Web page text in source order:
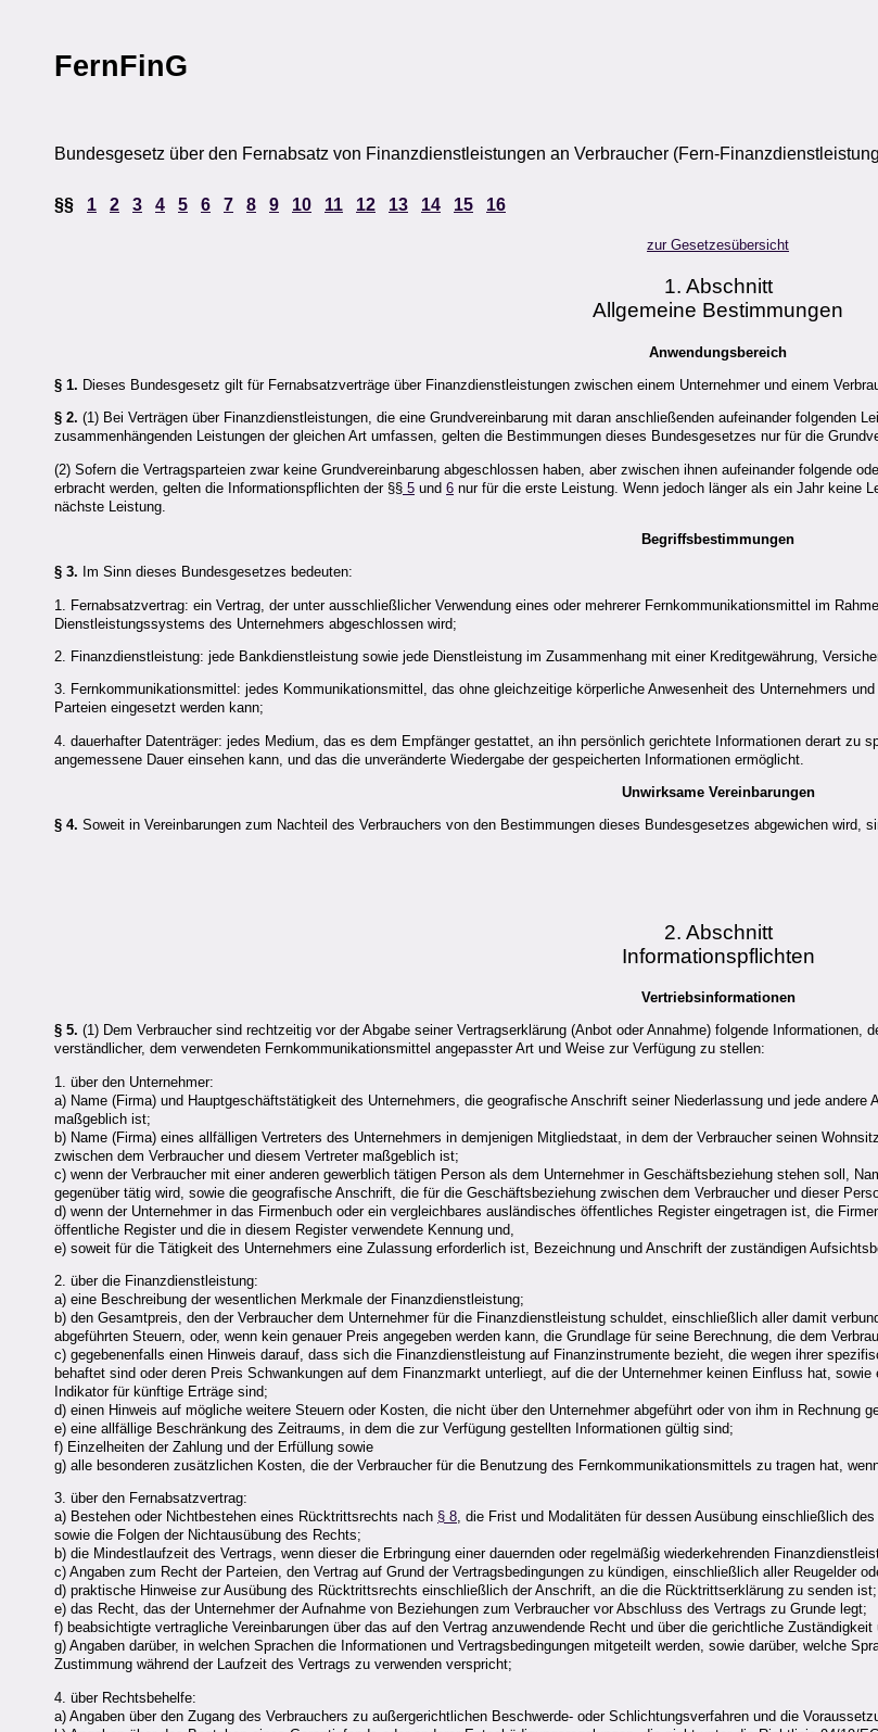
FernFinG
Bundesgesetz über den Fernabsatz von Finanzdienstleistungen an Verbraucher (Fern-
§§ 1 2 3 4 5 6 7 8 9 10 11 12 13 14 15 16
zur Gesetzesübersicht
1. Abschnitt
Allgemeine Bestimmungen
Anwendungsbereich
§ 1. Dieses Bundesgesetz gilt für Fernabsatzverträge über Finanzdienstleistungen zwischen einem Unternehmer und einem
§ 2. (1) Bei Verträgen über Finanzdienstleistungen, die eine Grundvereinbarung mit daran anschließenden aufeinander folgenden
zusammenhängenden Leistungen der gleichen Art umfassen, gelten die Bestimmungen dieses Bundesgesetzes nur für die
(2) Sofern die Vertragsparteien zwar keine Grundvereinbarung abgeschlossen haben, aber zwischen ihnen aufeinander folgende
erbracht werden, gelten die Informationspflichten der §§ 5 und 6 nur für die erste Leistung. Wenn jedoch länger als ein Jahr keine
nächste Leistung.
Begriffsbestimmungen
§ 3. Im Sinn dieses Bundesgesetzes bedeuten:
1. Fernabsatzvertrag: ein Vertrag, der unter ausschließlicher Verwendung eines oder mehrerer Fernkommunikationsmittel im
Dienstleistungssystems des Unternehmers abgeschlossen wird;
2. Finanzdienstleistung: jede Bankdienstleistung sowie jede Dienstleistung im Zusammenhang mit einer Kreditgewährung,
3. Fernkommunikationsmittel: jedes Kommunikationsmittel, das ohne gleichzeitige körperliche Anwesenheit des Unternehmers
Parteien eingesetzt werden kann;
4. dauerhafter Datenträger: jedes Medium, das es dem Empfänger gestattet, an ihn persönlich gerichtete Informationen derart zu
angemessene Dauer einsehen kann, und das die unveränderte Wiedergabe der gespeicherten Informationen ermöglicht.
Unwirksame Vereinbarungen
§ 4. Soweit in Vereinbarungen zum Nachteil des Verbrauchers von den Bestimmungen dieses Bundesgesetzes abgewichen wird,
2. Abschnitt
Informationspflichten
Vertriebsinformationen
§ 5. (1) Dem Verbraucher sind rechtzeitig vor der Abgabe seiner Vertragserklärung (Anbot oder Annahme) folgende
verständlicher, dem verwendeten Fernkommunikationsmittel angepasster Art und Weise zur Verfügung zu stellen:
1. über den Unternehmer:
a) Name (Firma) und Hauptgeschäftstätigkeit des Unternehmers, die geografische Anschrift seiner Niederlassung und jede
maßgeblich ist;
b) Name (Firma) eines allfälligen Vertreters des Unternehmers in demjenigen Mitgliedstaat, in dem der Verbraucher seinen
zwischen dem Verbraucher und diesem Vertreter maßgeblich ist;
c) wenn der Verbraucher mit einer anderen gewerblich tätigen Person als dem Unternehmer in Geschäftsbeziehung stehen soll,
gegenüber tätig wird, sowie die geografische Anschrift, die für die Geschäftsbeziehung zwischen dem Verbraucher und dieser
d) wenn der Unternehmer in das Firmenbuch oder ein vergleichbares ausländisches öffentliches Register eingetragen ist, die
öffentliche Register und die in diesem Register verwendete Kennung und,
e) soweit für die Tätigkeit des Unternehmers eine Zulassung erforderlich ist, Bezeichnung und Anschrift der zuständigen
2. über die Finanzdienstleistung:
a) eine Beschreibung der wesentlichen Merkmale der Finanzdienstleistung;
b) den Gesamtpreis, den der Verbraucher dem Unternehmer für die Finanzdienstleistung schuldet, einschließlich aller damit
abgeführten Steuern, oder, wenn kein genauer Preis angegeben werden kann, die Grundlage für seine Berechnung, die dem
c) gegebenenfalls einen Hinweis darauf, dass sich die Finanzdienstleistung auf Finanzinstrumente bezieht, die wegen ihrer
behaftet sind oder deren Preis Schwankungen auf dem Finanzmarkt unterliegt, auf die der Unternehmer keinen Einfluss hat,
Indikator für künftige Erträge sind;
d) einen Hinweis auf mögliche weitere Steuern oder Kosten, die nicht über den Unternehmer abgeführt oder von ihm in Rechnung
e) eine allfällige Beschränkung des Zeitraums, in dem die zur Verfügung gestellten Informationen gültig sind;
f) Einzelheiten der Zahlung und der Erfüllung sowie
g) alle besonderen zusätzlichen Kosten, die der Verbraucher für die Benutzung des Fernkommunikationsmittels zu tragen hat,
3. über den Fernabsatzvertrag:
a) Bestehen oder Nichtbestehen eines Rücktrittsrechts nach § 8, die Frist und Modalitäten für dessen Ausübung einschließlich
sowie die Folgen der Nichtausübung des Rechts;
b) die Mindestlaufzeit des Vertrags, wenn dieser die Erbringung einer dauernden oder regelmäßig wiederkehrenden
c) Angaben zum Recht der Parteien, den Vertrag auf Grund der Vertragsbedingungen zu kündigen, einschließlich aller Reugelder
d) praktische Hinweise zur Ausübung des Rücktrittsrechts einschließlich der Anschrift, an die die Rücktrittserklärung zu senden ist;
e) das Recht, das der Unternehmer der Aufnahme von Beziehungen zum Verbraucher vor Abschluss des Vertrags zu Grunde legt;
f) beabsichtigte vertragliche Vereinbarungen über das auf den Vertrag anzuwendende Recht und über die gerichtliche Zuständigkeit
g) Angaben darüber, in welchen Sprachen die Informationen und Vertragsbedingungen mitgeteilt werden, sowie darüber, welche
Zustimmung während der Laufzeit des Vertrags zu verwenden verspricht;
4. über Rechtsbehelfe:
a) Angaben über den Zugang des Verbrauchers zu außergerichtlichen Beschwerde- oder Schlichtungsverfahren und die